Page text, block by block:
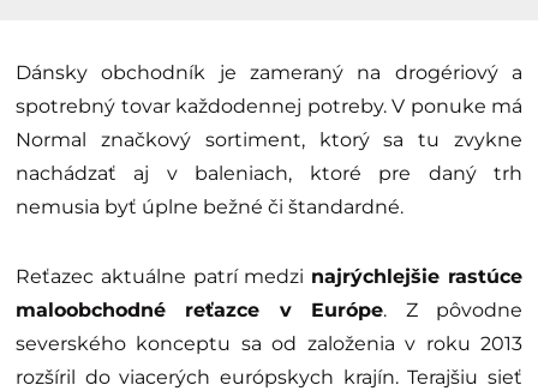
Dánsky obchodník je zameraný na drogériový a
spotrebný tovar každodennej potreby. V ponuke má
Normal značkový sortiment, ktorý sa tu zvykne
nachádzať aj v baleniach, ktoré pre daný trh
nemusia byť úplne bežné či štandardné.
Reťazec aktuálne patrí medzi najrýchlejšie rastúce
maloobchodné reťazce v Európe. Z pôvodne
severského konceptu sa od založenia v roku 2013
rozšíril do viacerých európskych krajín. Terajšiu sieť